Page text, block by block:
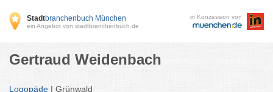
Stadtbranchenbuch München
ein Angebot von stadtbranchenbuch.de
in Konzession von
Gertraud Weidenbach
Logopäde | Grünwald